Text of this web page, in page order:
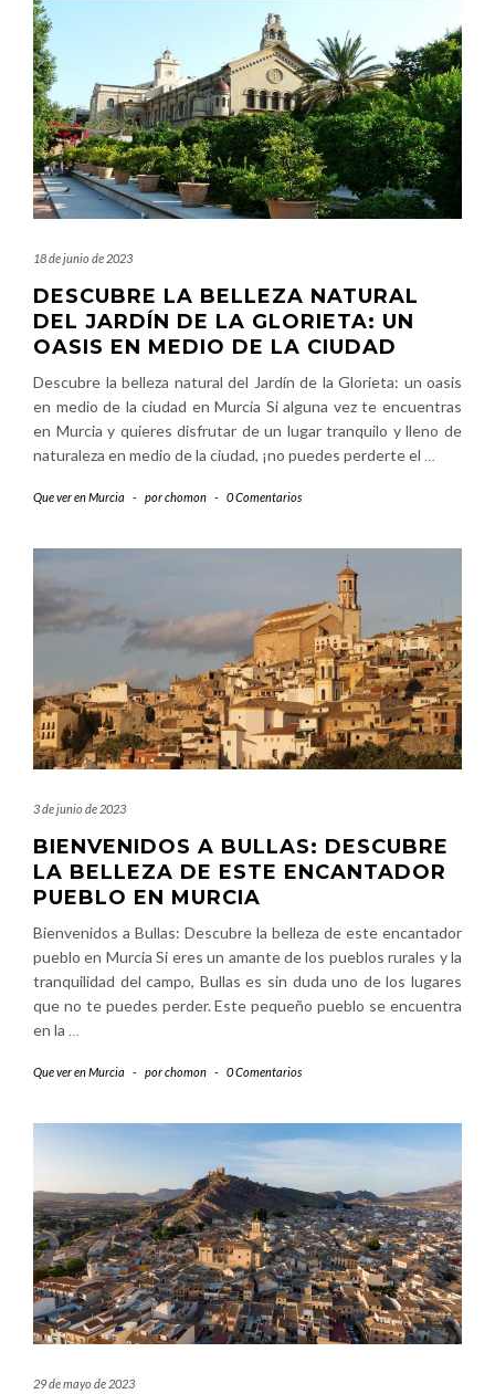
18 de junio de 2023
DESCUBRE LA BELLEZA NATURAL
DEL JARDÍN DE LA GLORIETA: UN
OASIS EN MEDIO DE LA CIUDAD
Descubre la belleza natural del Jardín de la Glorieta: un oasis
en medio de la ciudad en Murcia Si alguna vez te encuentras
en Murcia y quieres disfrutar de un lugar tranquilo y lleno de
naturaleza en medio de la ciudad, ¡no puedes perderte el …
Que ver en Murcia - porchomon - 0 Comentarios
3 de junio de 2023
BIENVENIDOS A BULLAS: DESCUBRE
LA BELLEZA DE ESTE ENCANTADOR
PUEBLO EN MURCIA
Bienvenidos a Bullas: Descubre la belleza de este encantador
pueblo en Murcia Si eres un amante de los pueblos rurales y la
tranquilidad del campo, Bullas es sin duda uno de los lugares
que no te puedes perder. Este pequeño pueblo se encuentra
en la …
Que ver en Murcia - porchomon - 0 Comentarios
29 de mayo de 2023